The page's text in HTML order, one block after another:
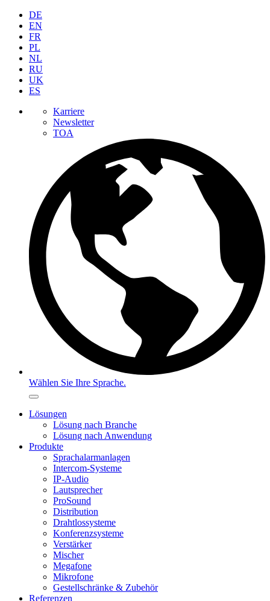
DE
EN
FR
PL
NL
RU
UK
ES
Karriere
Newsletter
TOA
Wählen Sie Ihre Sprache.
Lösungen
Lösung nach Branche
Lösung nach Anwendung
Produkte
Sprachalarmanlagen
Intercom-Systeme
IP-Audio
Lautsprecher
ProSound
Distribution
Drahtlossysteme
Konferenzsysteme
Verstärker
Mischer
Megafone
Mikrofone
Gestellschränke & Zubehör
Referenzen